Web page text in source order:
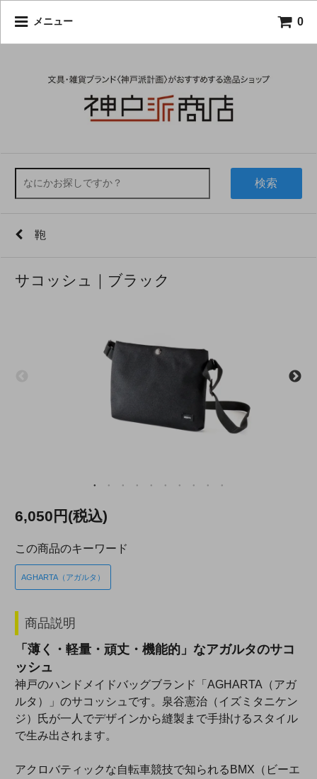
メニュー 0
検索
鞄
サコッシュ｜ブラック
6,050円(税込)
この商品のキーワード
AGHARTA（アガルタ）
商品説明
「薄く・軽量・頑丈・機能的」なアガルタのサコ
ッシュ
神戸のハンドメイドバッグブランド「AGHARTA（アガ
ルタ）」のサコッシュです。泉谷憲治（イズミタニケン
ジ）氏が一人でデザインから縫製まで手掛けるスタイル
で生み出されます。
アクロバティックな自転車競技で知られるBMX（ビーエ